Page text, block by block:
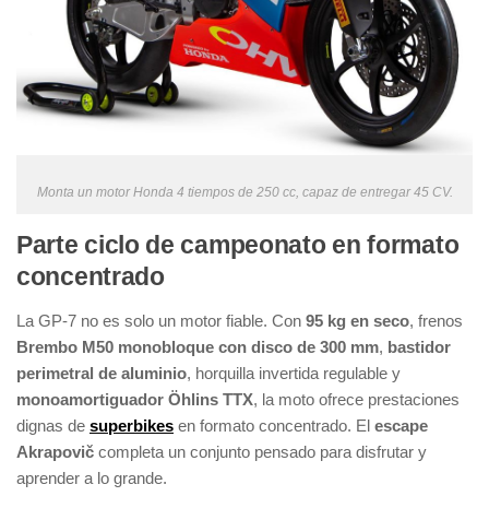
Monta un motor Honda 4 tiempos de 250 cc, capaz de entregar 45 CV.
Parte ciclo de campeonato en formato
concentrado
La GP-7 no es solo un motor fiable. Con 95 kg en seco, frenos
Brembo M50 monobloque con disco de 300 mm, bastidor
perimetral de aluminio, horquilla invertida regulable y
monoamortiguador Öhlins TTX, la moto ofrece prestaciones
dignas de superbikes en formato concentrado. El escape
Akrapovič completa un conjunto pensado para disfrutar y
aprender a lo grande.